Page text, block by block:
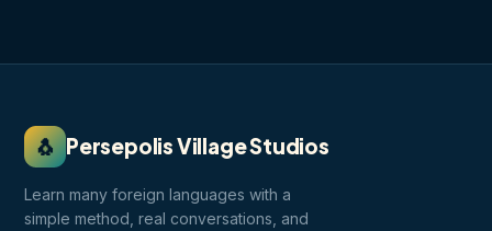
🐧 Persepolis Village Studios
Learn many foreign languages with a
simple method, real conversations, and